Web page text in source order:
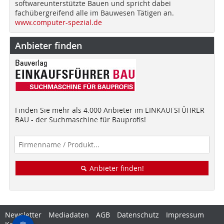
softwareunterstützte Bauen und spricht dabei
fachübergreifend alle im Bauwesen Tätigen an.
www.computer-spezial.de
Anbieter finden
Finden Sie mehr als 4.000 Anbieter im EINKAUFSFÜHRER
BAU - der Suchmaschine für Bauprofis!
Anbieter finden!
Newsletter Mediadaten AGB Datenschutz
Impressum